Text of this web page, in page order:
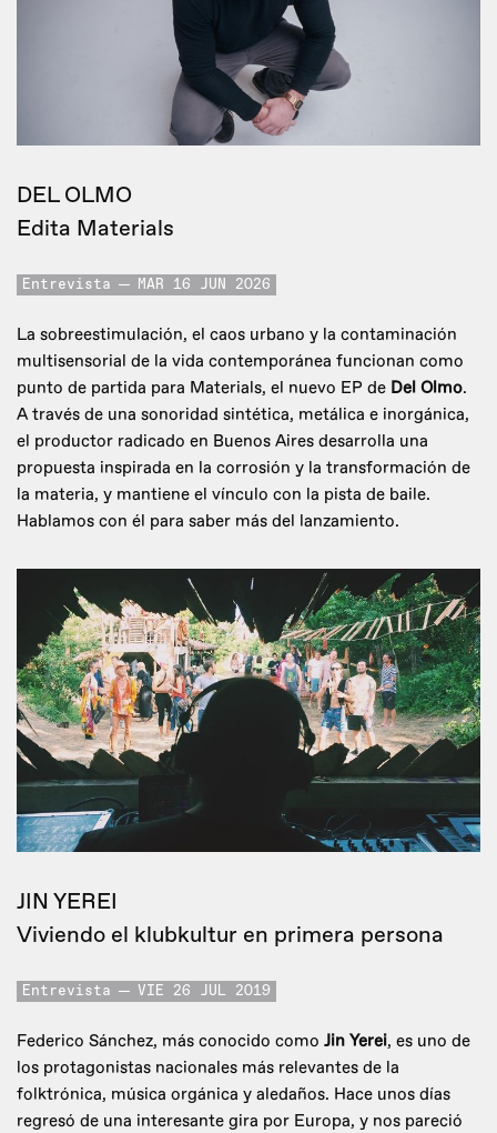
DEL OLMO
Edita Materials
Entrevista MAR 16 JUN 2026
La sobreestimulación, el caos urbano y la contaminación
multisensorial de la vida contemporánea funcionan como
punto de partida para Materials, el nuevo EP de Del Olmo.
A través de una sonoridad sintética, metálica e inorgánica,
el productor radicado en Buenos Aires desarrolla una
propuesta inspirada en la corrosión y la transformación de
la materia, y mantiene el vínculo con la pista de baile.
Hablamos con él para saber más del lanzamiento.
JIN YEREI
Viviendo el klubkultur en primera persona
Entrevista VIE 26 JUL 2019
Federico Sánchez, más conocido como Jin Yerei, es uno de
los protagonistas nacionales más relevantes de la
folktrónica, música orgánica y aledaños. Hace unos días
regresó de una interesante gira por Europa, y nos pareció